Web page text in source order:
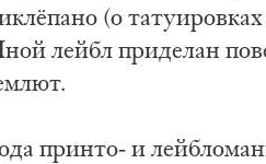
(о
лейбл при­де­лан
прин­то- и